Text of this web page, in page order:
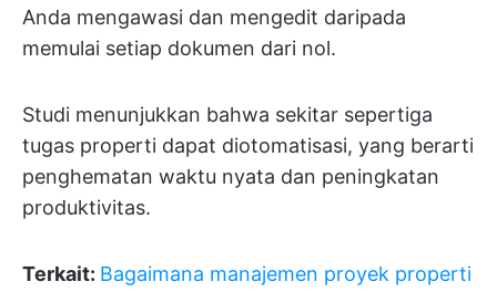
Anda mengawasi dan mengedit daripada
memulai setiap dokumen dari nol.
Studi menunjukkan bahwa sekitar sepertiga
tugas properti dapat diotomatisasi, yang berarti
penghematan waktu nyata dan peningkatan
produktivitas.
Terkait: Bagaimana manajemen proyek properti